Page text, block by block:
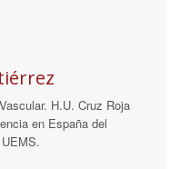
H.U. Cruz Roja
en España del